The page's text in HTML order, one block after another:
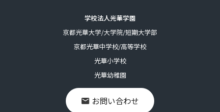
学校法人光華学園
京都光華大学/大学院/短期大学部
京都光華中学校/高等学校
光華小学校
光華幼稚園
お問い合わせ